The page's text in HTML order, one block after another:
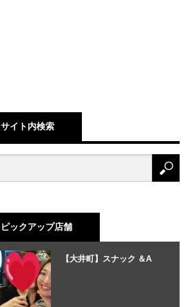
サイト内検索
ピックアップ店舗
【大井町】スナック ＆A